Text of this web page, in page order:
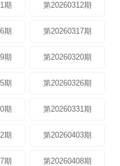
期 第20260312期
期 第20260317期
期 第20260320期
期 第20260326期
期 第20260331期
期 第20260403期
期 第20260408期